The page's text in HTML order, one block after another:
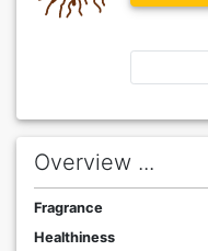
Overview ...
Fragrance
Healthiness